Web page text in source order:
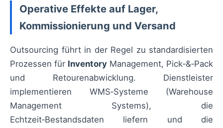
Operative Effekte auf Lager,
Kommissionierung und Versand
Outsourcing führt in der Regel zu standardisierten
Prozessen für Inventory Management, Pick‑&‑Pack
und Retourenabwicklung. Dienstleister
implementieren WMS‑Systeme (Warehouse
Management Systems), die
Echtzeit‑Bestandsdaten liefern und die